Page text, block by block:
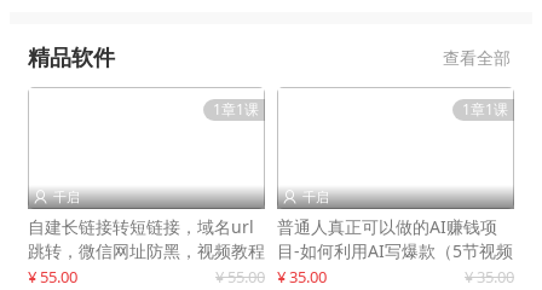
精品软件 查看全部
1章1课
 千启
自建长链接转短链接，域名url
跳转，微信网址防黑，视频教程
手把手教你
¥ 55.00 ¥ 55.00
1章1课
 千启
普通人真正可以做的AI赚钱项
目-如何利用AI写爆款（5节视频
课）
¥ 35.00 ¥ 35.00